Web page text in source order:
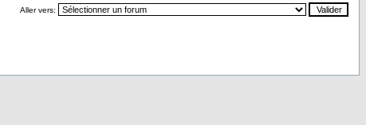
Aller vers: